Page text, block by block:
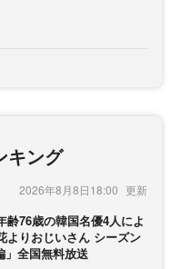
キング
2026年8月8日18:00
齢76歳の韓国名優4人によ
りおじいさん シーズン
」全国無料放送